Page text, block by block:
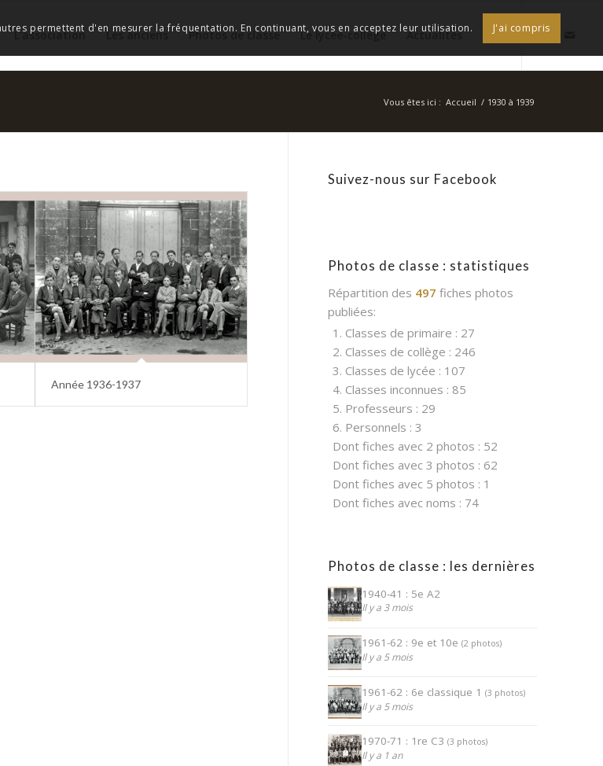
L’association Les anciens Photos de classe Le lycée-collège Actualités
Vous êtes ici : Accueil / 1930 à 1939
Année 1936-1937
Suivez-nous sur Facebook
Photos de classe : statistiques
Répartition des 497 fiches photos
publiées:
1. Classes de primaire : 27
2. Classes de collège : 246
3. Classes de lycée : 107
4. Classes inconnues : 85
5. Professeurs : 29
6. Personnels : 3
Dont fiches avec 2 photos : 52
Dont fiches avec 3 photos : 62
Dont fiches avec 5 photos : 1
Dont fiches avec noms : 74
Photos de classe : les dernières
1940-41 : 5e A2
Il y a 3 mois
1961-62 : 9e et 10e(2 photos)
Il y a 5 mois
1961-62 : 6e classique 1(3 photos)
Il y a 5 mois
1970-71 : 1re C3(3 photos)
Il y a 1 an
permettent d'en mesurer la fréquentation. En continuant, vous en acceptez leur utilisation. J'ai compris